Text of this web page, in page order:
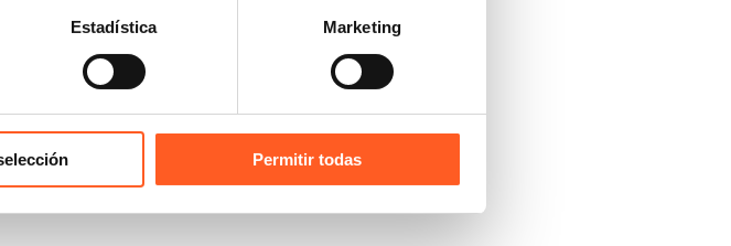
Estadística Marketing
Permitir todas